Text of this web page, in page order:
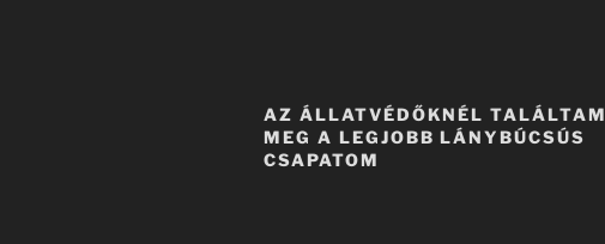
AZ ÁLLATVÉDŐKNÉL TALÁLTAM
MEG A LEGJOBB LÁNYBÚCSÚS
CSAPATOM